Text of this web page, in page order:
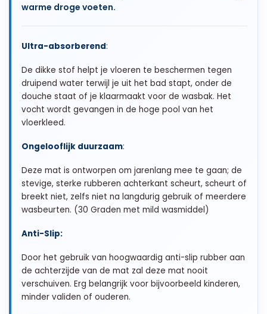
warme droge voeten.
Ultra-absorberend:
De dikke stof helpt je vloeren te beschermen tegen
druipend water terwijl je uit het bad stapt, onder de
douche staat of je klaarmaakt voor de wasbak. Het
vocht wordt gevangen in de hoge pool van het
vloerkleed.
Ongelooflijk duurzaam:
Deze mat is ontworpen om jarenlang mee te gaan; de
stevige, sterke rubberen achterkant scheurt, scheurt of
breekt niet, zelfs niet na langdurig gebruik of meerdere
wasbeurten. (30 Graden met mild wasmiddel)
Anti-Slip:
Door het gebruik van hoogwaardig anti-slip rubber aan
de achterzijde van de mat zal deze mat nooit
verschuiven. Erg belangrijk voor bijvoorbeeld kinderen,
minder validen of ouderen.